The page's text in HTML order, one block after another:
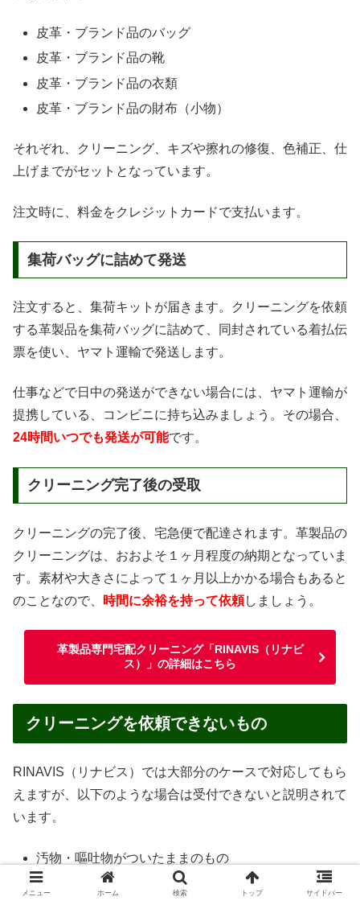
皮革・ブランド品のバッグ
皮革・ブランド品の靴
皮革・ブランド品の衣類
皮革・ブランド品の財布（小物）
それぞれ、クリーニング、キズや擦れの修復、色補正、仕
上げまでがセットとなっています。
注文時に、料金をクレジットカードで支払います。
集荷バッグに詰めて発送
注文すると、集荷キットが届きます。クリーニングを依頼
する革製品を集荷バッグに詰めて、同封されている着払伝
票を使い、ヤマト運輸で発送します。
仕事などで日中の発送ができない場合には、ヤマト運輸が
提携している、コンビニに持ち込みましょう。その場合、
24時間いつでも発送が可能です。
クリーニング完了後の受取
クリーニングの完了後、宅急便で配達されます。革製品の
クリーニングは、おおよそ１ヶ月程度の納期となっていま
す。素材や大きさによって１ヶ月以上かかる場合もあると
のことなので、
時間に余裕を持って依頼しましょう。
革製品専門宅配クリーニング「RINAVIS（リナビ
ス）」の詳細はこちら
クリーニングを依頼できないもの
RINAVIS（リナビス）では大部分のケースで対応してもら
えますが、以下のような場合は受付できないと説明されて
います。
汚物・嘔吐物がついたままのもの
ペットが使用したもの
メニュー ホーム 検索 トップ サイドバー